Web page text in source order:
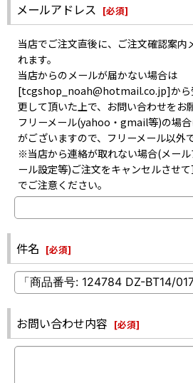
メールアドレス [必須]
当店でご注文直後に、ご注文確認案内
れます。
当店からのメールが届かない場合は
[tcgshop_noah@hotmail.co.jp]から
更して頂いた上で、お問い合わせをお
フリーメール(yahoo・gmail等)の場
がございますので、フリーメール以外
※当店から連絡が取れない場合(メー
ール設定等)ご注文をキャンセルさせ
でご注意ください。
件名 [必須]
お問い合わせ内容 [必須]